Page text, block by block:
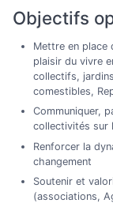
Objectifs
Mettre en place
plaisir du vivre
collectifs,
comestibles,
Communiquer,
collectivités sur
Renforcer la
changement
Soutenir et
(associations,